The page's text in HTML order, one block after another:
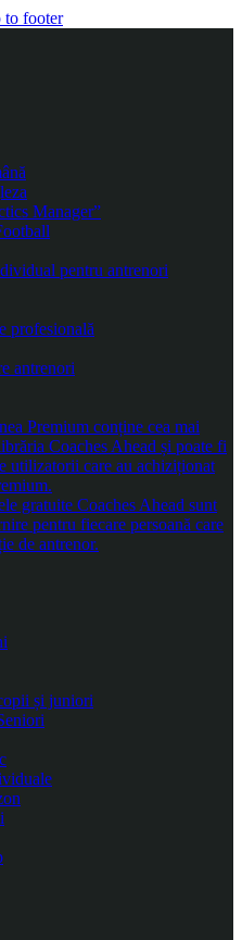
to footer
Manager”
pentru antrenori
profesională
antrenori
Premium conține cea mai
Coaches Ahead și poate fi
utilizatorii care au achiziționat
gratuite Coaches Ahead sunt
pentru fiecare persoană care
de antrenor.
și juniori